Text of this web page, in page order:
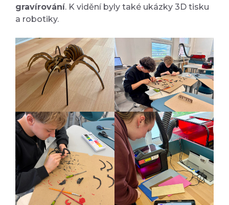
gravírování. K vidění byly také ukázky 3D tisku
a robotiky.